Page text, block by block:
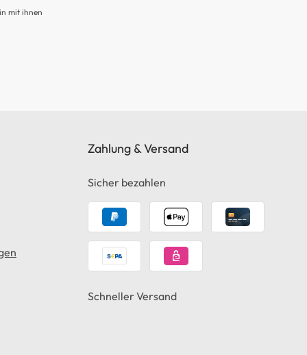
mit ihnen
Zahlung & Versand
Sicher bezahlen
Schneller Versand